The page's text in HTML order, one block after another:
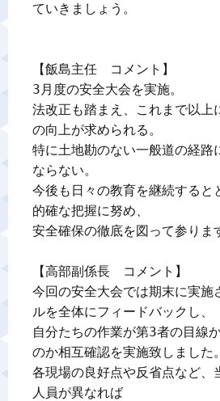
ていきましょう。
【飯島主任　コメント】
3月度の安全大会を実施。
法改正も踏まえ、これまで以上
の向上が求められる。
特に土地勘のない一般道の経路
ならない。
今後も日々の教育を継続すると
的確な把握に努め、
安全確保の徹底を図って参りま
【高部副係長　コメント】
今回の安全大会では期末に実施
ルを全体にフィードバックし、
自分たちの作業が第3者の目線
のか相互確認を実施致しました。
各現場の良好点や反省点など、
人員が異なれば